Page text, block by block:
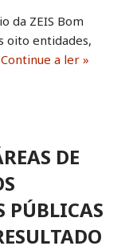
da ZEIS Bom
oito entidades,
Continue a ler »
DE
PÚBLICAS